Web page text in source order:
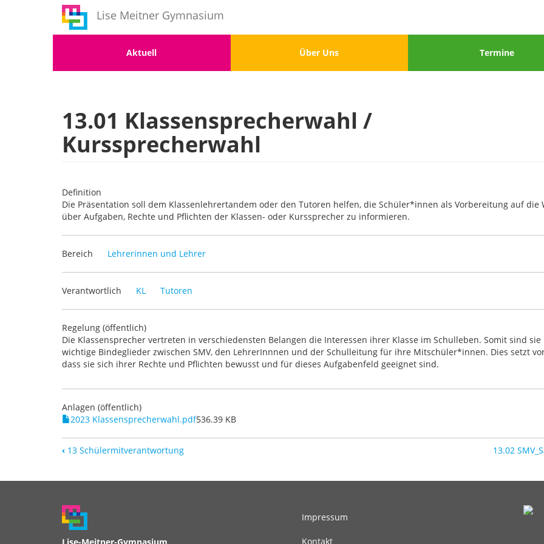
Lise Meitner Gymnasium
Benutzermenü
1
Aktuell
2
Über Uns
3
Termine
13.01 Klassensprecherwahl /
Kurssprecherwahl
Definition
Die Präsentation soll dem Klassenlehrertandem oder den Tutoren helfen, die Schüler*innen als Vorbereitung auf die
über Aufgaben, Rechte und Pflichten der Klassen- oder Kurssprecher zu informieren.
Bereich Lehrerinnen und Lehrer
Verantwortlich KL Tutoren
Regelung (öffentlich)
Die Klassensprecher vertreten in verschiedensten Belangen die Interessen ihrer Klasse im Schulleben. Somit sind sie
wichtige Bindeglieder zwischen SMV, den LehrerInnnen und der Schulleitung für ihre Mitschüler*innen. Dies setzt
dass sie sich ihrer Rechte und Pflichten bewusst und für dieses Aufgabenfeld geeignet sind.
Anlagen (öffentlich)
2023 Klassensprecherwahl.pdf536.39 KB
‹ 13 Schülermitverantwortung 13.02
Fußbereichsmenü
Impressum
Kontakt